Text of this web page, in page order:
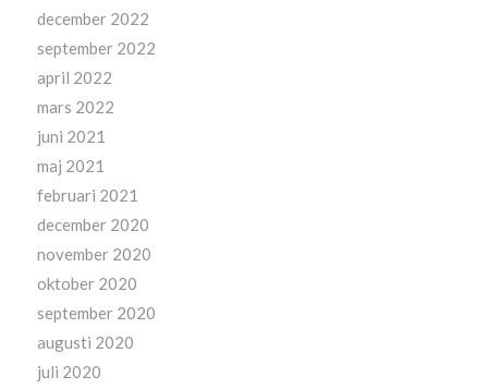
december 2022
september 2022
april 2022
mars 2022
juni 2021
maj 2021
februari 2021
december 2020
november 2020
oktober 2020
september 2020
augusti 2020
juli 2020